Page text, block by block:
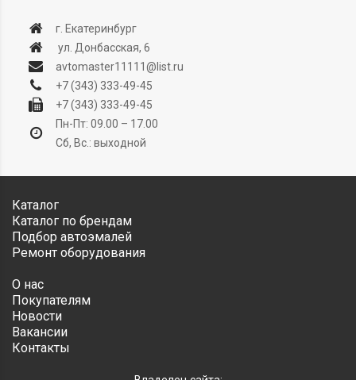
г. Екатеринбург
ул. Донбасская, 6
avtomaster11111@list.ru
+7 (343) 333-49-45
+7 (343) 333-49-45
Пн-Пт: 09.00 – 17.00
Сб, Вс.: выходной
Каталог
Каталог по брендам
Подбор автоэмалей
Ремонт оборудования
О нас
Покупателям
Новости
Вакансии
Контакты